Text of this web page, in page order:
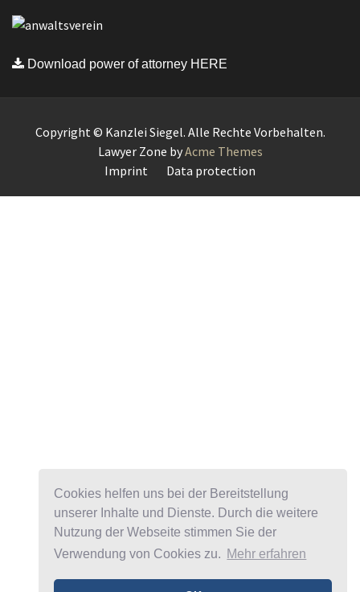
Cookies helfen uns bei der Bereitstellung
unserer Inhalte und Dienste. Durch die weitere
Nutzung der Webseite stimmen Sie der
Verwendung von Cookies zu. Mehr erfahren
Download power of attorney HERE
Copyright © Kanzlei Siegel. Alle Rechte Vorbehalten.
Lawyer Zone byAcme Themes
Imprint
Data protection